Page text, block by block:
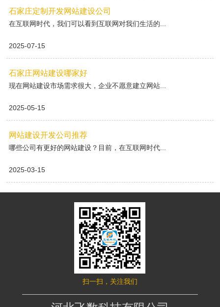
石家庄定制开发网站建设公司
在互联网时代，我们可以看到互联网对我们生活的...
2025-07-15
石家庄网站建设哪家好
现在网站建设市场需求很大，企业不愿意建立网站...
2025-05-15
网站建设开发公司推荐
哪些公司有更好的网站建设？目前，在互联网时代...
2025-03-15
扫一扫，关注我们